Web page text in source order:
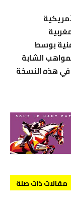
بوسط
الشابة
في هذه النسخة
مقالات ذات صلة